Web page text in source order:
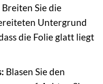
Breiten Sie die
Untergrund
die Folie glatt liegt
Blasen Sie den